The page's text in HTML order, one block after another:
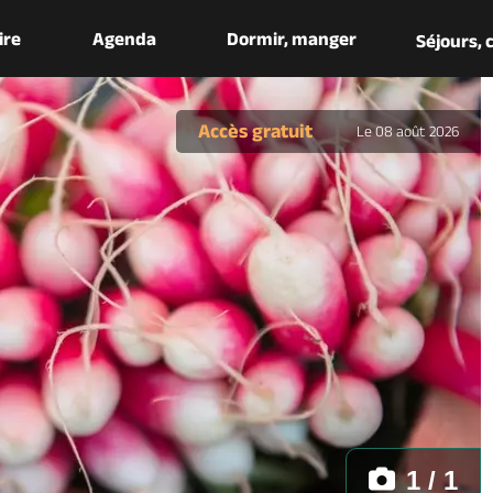
Agenda Dormir, manger Séjours,
1 / 1
Accès gratuit Le 08 août 2026